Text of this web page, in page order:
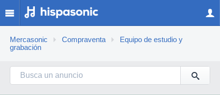
Mercasonic Compraventa
Equipo de estudio y
grabación